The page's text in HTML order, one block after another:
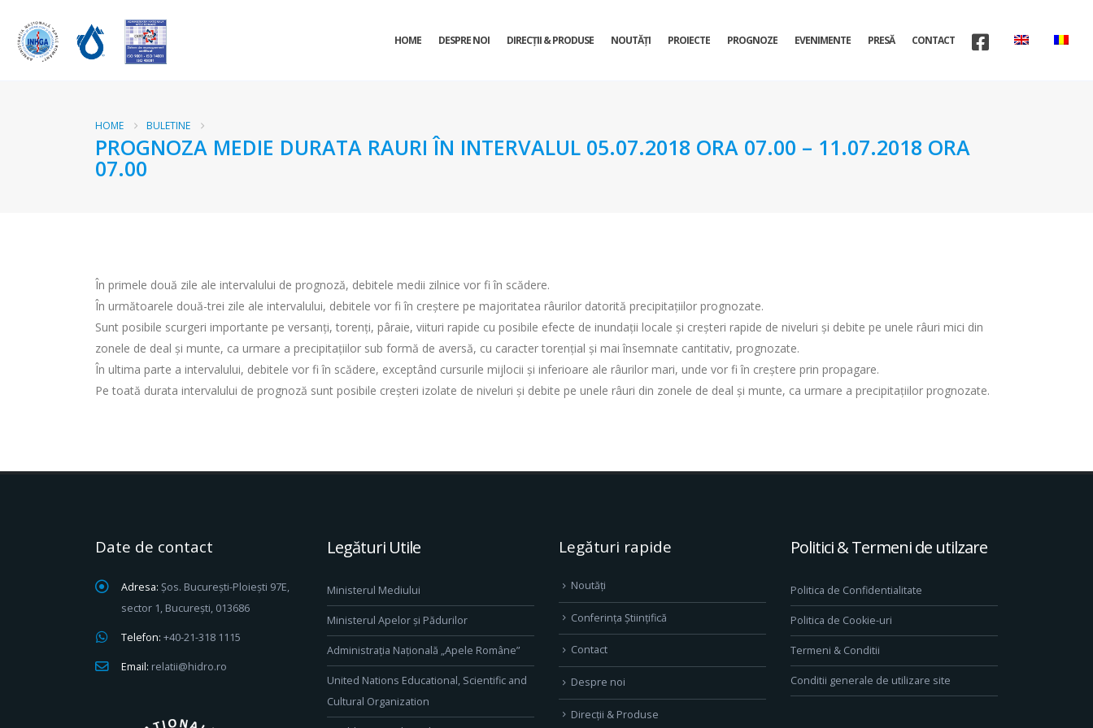
HOME DESPRE NOI DIRECŢII & PRODUSE NOUTĂȚI PROIECTE PROGNOZE EVENIMENTE PRESĂ CONTACT
HOME BULETINE
PROGNOZA MEDIE DURATA RAURI ÎN INTERVALUL 05.07.2018 ORA 07.00 – 11.07.2018 ORA
07.00
În primele două zile ale intervalului de prognoză, debitele medii zilnice vor fi în scădere.
În următoarele două-trei zile ale intervalului, debitele vor fi în creștere pe majoritatea râurilor datorită precipitațiilor prognozate.
Sunt posibile scurgeri importante pe versanţi, torenţi, pâraie, viituri rapide cu posibile efecte de inundaţii locale şi creşteri rapide de niveluri şi debite pe unele râuri mici din
zonele de deal şi munte, ca urmare a precipitaţiilor sub formă de aversă, cu caracter torenţial şi mai însemnate cantitativ, prognozate.
În ultima parte a intervalului, debitele vor fi în scădere, exceptând cursurile mijlocii și inferioare ale râurilor mari, unde vor fi în creștere prin propagare.
Pe toată durata intervalului de prognoză sunt posibile creşteri izolate de niveluri şi debite pe unele râuri din zonele de deal şi munte, ca urmare a precipitaţiilor prognozate.
Date de contact
Adresa: Șos. București-Ploiești 97E,
sector 1, București, 013686
Telefon: +40-21-318 1115
Email: relatii@hidro.ro
Legături Utile
Ministerul Mediului
Ministerul Apelor și Pădurilor
Administrația Națională „Apele Române”
United Nations Educational, Scientific and
Cultural Organization
Legături rapide
Noutăți
Conferința Științifică
Contact
Despre noi
Direcţii & Produse
Politici & Termeni de utilzare
Politica de Confidentialitate
Politica de Cookie-uri
Termeni & Conditii
Conditii generale de utilizare site